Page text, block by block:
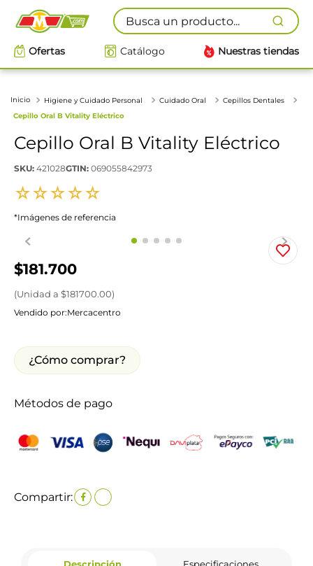
Busca un producto...
Ofertas Catálogo Nuestras tiendas
Higiene y Cuidado Personal Cuidado Oral
Cepillos Dentales
Cepillo Oral B Vitality Eléctrico
Cepillo Oral B Vitality Eléctrico
SKU: 421028GTIN: 069055842973
☆☆☆☆☆
*Imágenes de referencia
$181.700
(Unidad a $181700.00)
Vendido por:Mercacentro
¿Cómo comprar?
Métodos de pago
Compartir:
Descripción Especificaciones